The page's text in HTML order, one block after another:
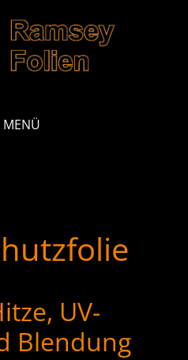
MENÜ
UV-
Blendung